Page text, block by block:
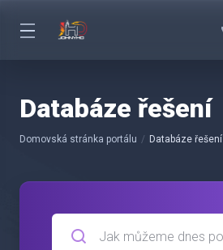
Databáze řešení
Domovská stránka portálu Databáze řešení